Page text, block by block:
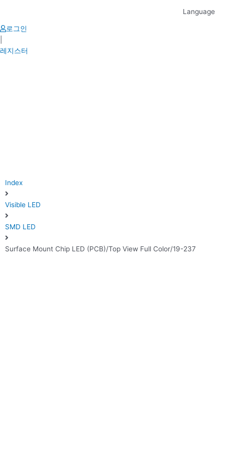
content
Language
로그인
레지스터
Index
Visible LED
SMD LED
Surface Mount Chip LED (PCB)/Top View Full Color/19-237